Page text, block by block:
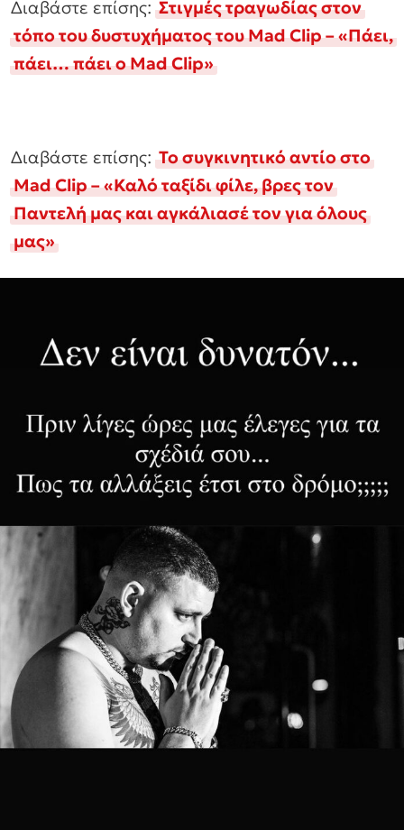
Διαβάστε επίσης:Στιγμές τραγωδίας στον
τόπο του δυστυχήματος του Mad Clip – «Πάει,
πάει… πάει ο Mad Clip»
Διαβάστε επίσης:Το συγκινητικό αντίο στο
Mad Clip – «Καλό ταξίδι φίλε, βρες τον
Παντελή μας και αγκάλιασέ τον για όλους
μας»